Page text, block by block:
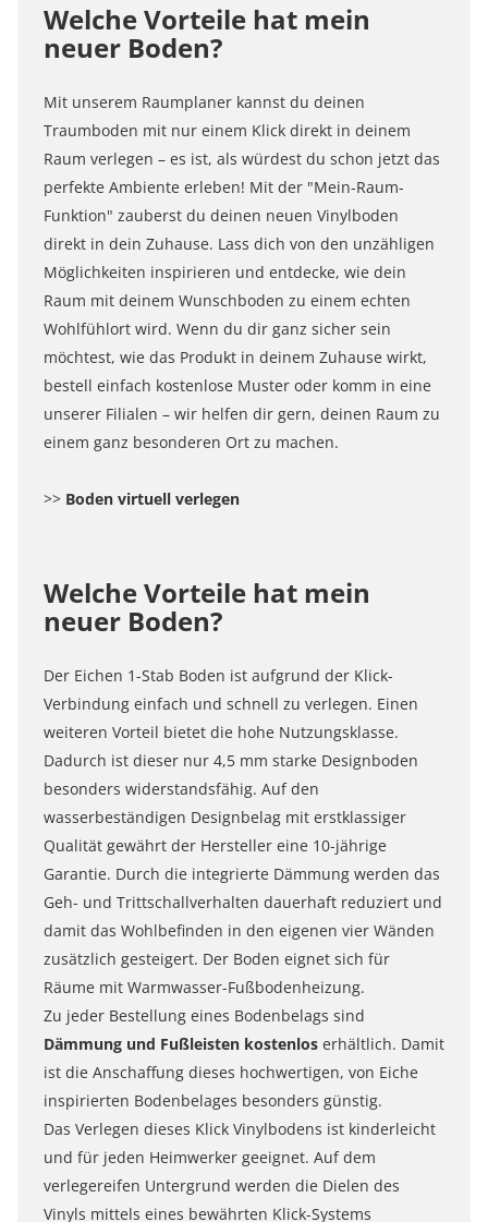
Welche Vorteile hat mein
neuer Boden?
Mit unserem Raumplaner kannst du deinen
Traumboden mit nur einem Klick direkt in deinem
Raum verlegen – es ist, als würdest du schon jetzt das
perfekte Ambiente erleben! Mit der "Mein-Raum-
Funktion" zauberst du deinen neuen Vinylboden
direkt in dein Zuhause. Lass dich von den unzähligen
Möglichkeiten inspirieren und entdecke, wie dein
Raum mit deinem Wunschboden zu einem echten
Wohlfühlort wird. Wenn du dir ganz sicher sein
möchtest, wie das Produkt in deinem Zuhause wirkt,
bestell einfach kostenlose Muster oder komm in eine
unserer Filialen – wir helfen dir gern, deinen Raum zu
einem ganz besonderen Ort zu machen.
>> Boden virtuell verlegen
Welche Vorteile hat mein
neuer Boden?
Der Eichen 1-Stab Boden ist aufgrund der Klick-
Verbindung einfach und schnell zu verlegen. Einen
weiteren Vorteil bietet die hohe Nutzungsklasse.
Dadurch ist dieser nur 4,5 mm starke Designboden
besonders widerstandsfähig. Auf den
wasserbeständigen Designbelag mit erstklassiger
Qualität gewährt der Hersteller eine 10-jährige
Garantie. Durch die integrierte Dämmung werden das
Geh- und Trittschallverhalten dauerhaft reduziert und
damit das Wohlbefinden in den eigenen vier Wänden
zusätzlich gesteigert. Der Boden eignet sich für
Räume mit Warmwasser-Fußbodenheizung.
Zu jeder Bestellung eines Bodenbelags sind
Dämmung und Fußleisten kostenlos erhältlich. Damit
ist die Anschaffung dieses hochwertigen, von Eiche
inspirierten Bodenbelages besonders günstig.
Das Verlegen dieses Klick Vinylbodens ist kinderleicht
und für jeden Heimwerker geeignet. Auf dem
verlegereifen Untergrund werden die Dielen des
Vinyls mittels eines bewährten Klick-Systems